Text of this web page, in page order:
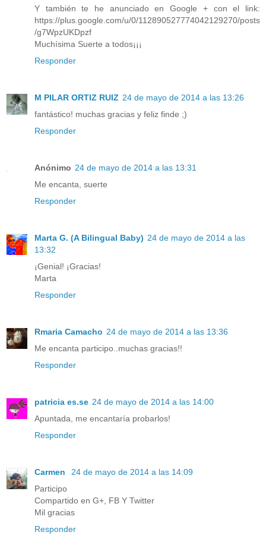
Y también te he anunciado en Google + con el link:
https://plus.google.com/u/0/112890527774042129270/posts
/g7WpzUKDpzf
Muchísima Suerte a todos¡¡¡
Responder
M PILAR ORTIZ RUIZ 24 de mayo de 2014 a las 13:26
fantástico! muchas gracias y feliz finde ;)
Responder
Anónimo 24 de mayo de 2014 a las 13:31
Me encanta, suerte
Responder
Marta G. (A Bilingual Baby) 24 de mayo de 2014 a las
13:32
¡Genial! ¡Gracias!
Marta
Responder
Rmaria Camacho 24 de mayo de 2014 a las 13:36
Me encanta participo..muchas gracias!!
Responder
patricia es.se 24 de mayo de 2014 a las 14:00
Apuntada, me encantaría probarlos!
Responder
Carmen
24 de mayo de 2014 a las 14:09
Participo
Compartido en G+, FB Y Twitter
Mil gracias
Responder